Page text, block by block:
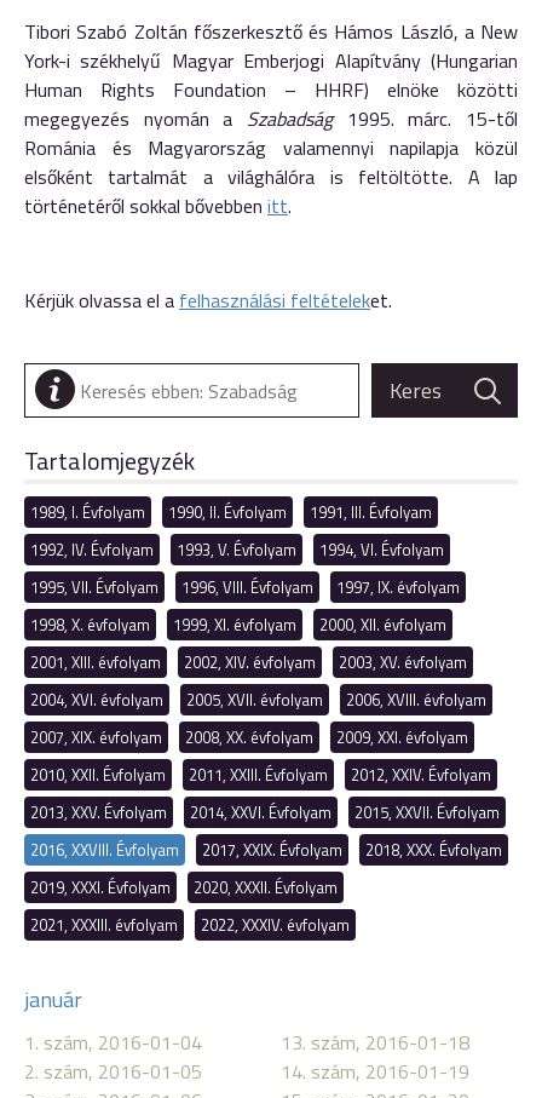
Tibori Szabó Zoltán főszerkesztő és Hámos László, a New
York-i székhelyű Magyar Emberjogi Alapítvány (Hungarian
Human Rights Foundation – HHRF) elnöke közötti
megegyezés nyomán a Szabadság1995. márc. 15-től
Románia és Magyarország valamennyi napilapja közül
elsőként tartalmát a világhálóra is feltöltötte. A lap
történetéről sokkal bővebben itt.
Kérjük olvassa el a felhasználási feltételeket.
Tartalomjegyzék
1989, I. Évfolyam 1990, II. Évfolyam
1991, III. Évfolyam
1992, IV. Évfolyam
1993, V. Évfolyam
1994, VI. Évfolyam
1995, VII. Évfolyam
1996, VIII. Évfolyam
1997, IX. évfolyam
1998, X. évfolyam
1999, XI. évfolyam
2000, XII. évfolyam
2001, XIII. évfolyam
2002, XIV. évfolyam
2003, XV. évfolyam
2004, XVI. évfolyam
2005, XVII. évfolyam
2006, XVIII. évfolyam
2007, XIX. évfolyam
2008, XX. évfolyam
2009, XXI. évfolyam
2010, XXII. Évfolyam
2011, XXIII. Évfolyam
2012, XXIV. Évfolyam
2013, XXV. Évfolyam
2014, XXVI. Évfolyam
2015, XXVII. Évfolyam
2016, XXVIII. Évfolyam
2017, XXIX. Évfolyam
2018, XXX. Évfolyam
2019, XXXI. Évfolyam
2020, XXXII. Évfolyam
2021, XXXIII. évfolyam
2022, XXXIV. évfolyam
január
1. szám, 2016-01-04
2. szám, 2016-01-05
13. szám, 2016-01-18
14. szám, 2016-01-19